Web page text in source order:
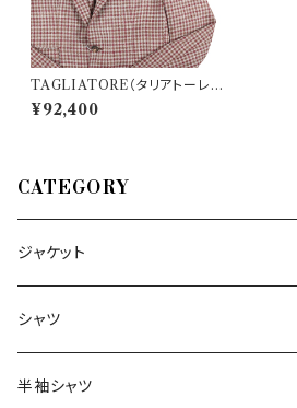
TAGLIATORE（タリアトーレ）
ジャケット 1SMC22D 21661
¥92,400
CATEGORY
ジャケット
～44/S
46/M
シャツ
～44/S
半袖シャツ